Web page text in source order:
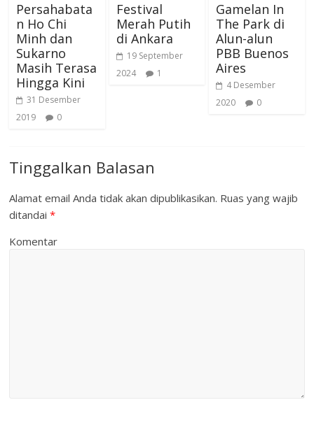
Persahabata
n Ho Chi
Minh dan
Sukarno
Masih Terasa
Hingga Kini
31 Desember
2019
0
Festival
Merah Putih
di Ankara
19 September
2024
1
Gamelan In
The Park di
Alun-alun
PBB Buenos
Aires
4 Desember
2020
0
Tinggalkan Balasan
Alamat email Anda tidak akan dipublikasikan. Ruas yang wajib
ditandai*
Komentar